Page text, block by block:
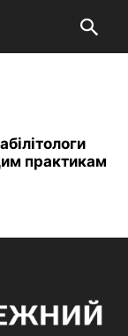
практикам